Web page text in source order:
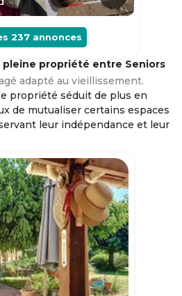
237 annonces
propriété entre Seniors
adapté au vieillissement.
propriété séduit de plus en
de mutualiser certains espaces
leur indépendance et leur